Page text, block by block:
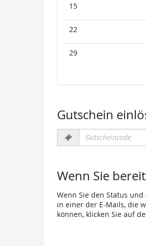
15
22
29
Gutschein
Gutscheincode
erforderlich
Wenn Sie
Wenn Sie den Status
in einer der E-Mails, die
können, klicken Sie auf